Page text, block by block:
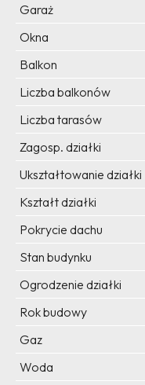
Garaż
Okna
Balkon
Liczba balkonów
Liczba tarasów
Zagosp. działki
Ukształtowanie działki
Kształt działki
Pokrycie dachu
Stan budynku
Ogrodzenie działki
Rok budowy
Gaz
Woda